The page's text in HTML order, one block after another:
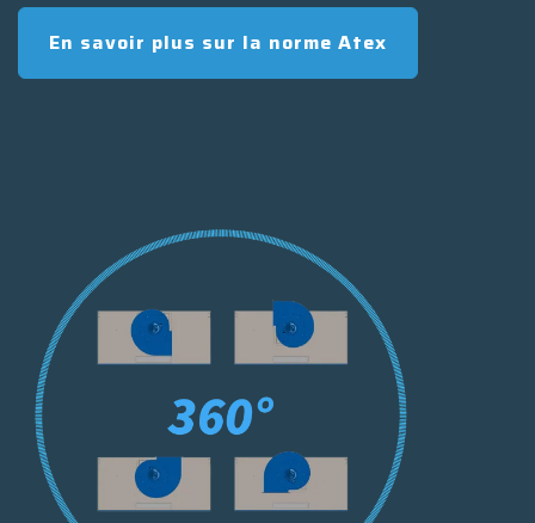
En savoir plus sur la norme Atex